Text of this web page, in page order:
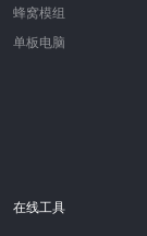
蜂窝模组
单板电脑
在线工具